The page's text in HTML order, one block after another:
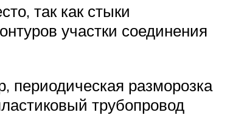
так как стыки
участки соединения
периодическая разморозка
трубопровод